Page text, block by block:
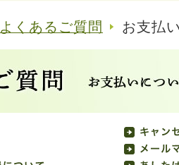
よくあるご質問 お支払